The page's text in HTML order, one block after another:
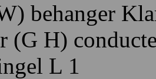
behanger K
(G H)
L 1